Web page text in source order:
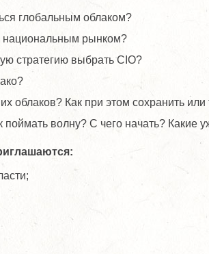
глобальным облаком?
национальным рынком?
стратегию выбрать CIO?
облаков? Как при этом сохранить
волну? С чего начать? Какие